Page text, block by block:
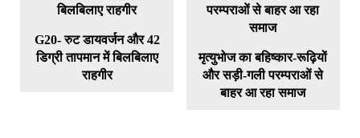
G20- रुट डायवर्जन और 42
डिग्री तापमान में बिलबिलाए
राहगीर
मृत्युभोज का बहिष्कार-रूढ़ियों
और सड़ी-गली परम्पराओं से
बाहर आ रहा समाज